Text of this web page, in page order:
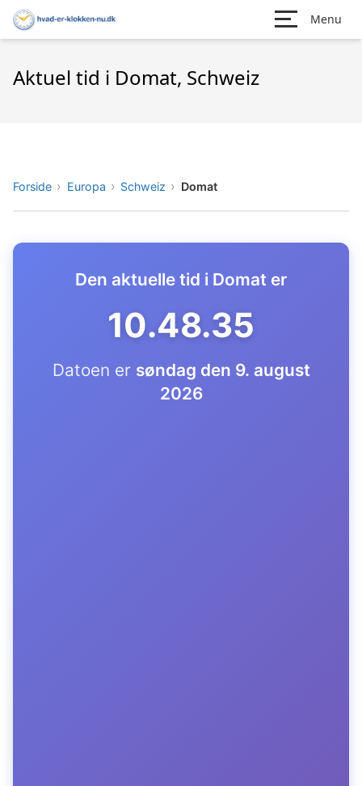
Menu
Aktuel tid i Domat, Schweiz
Forside Europa Schweiz Domat
Den aktuelle tid i Domat er
10.48.36
Datoen er søndag den 9. august
2026